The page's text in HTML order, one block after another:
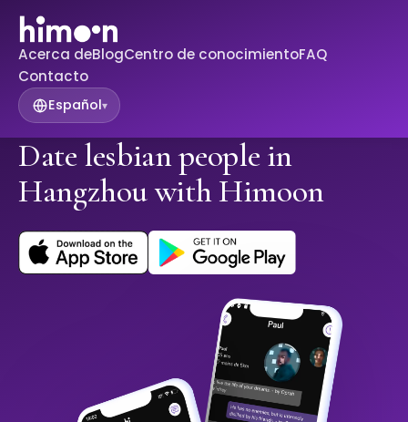
Acerca deBlogCentro de conocimientoFAQ
Contacto
Español▾
Date lesbian people in
Hangzhou with Himoon